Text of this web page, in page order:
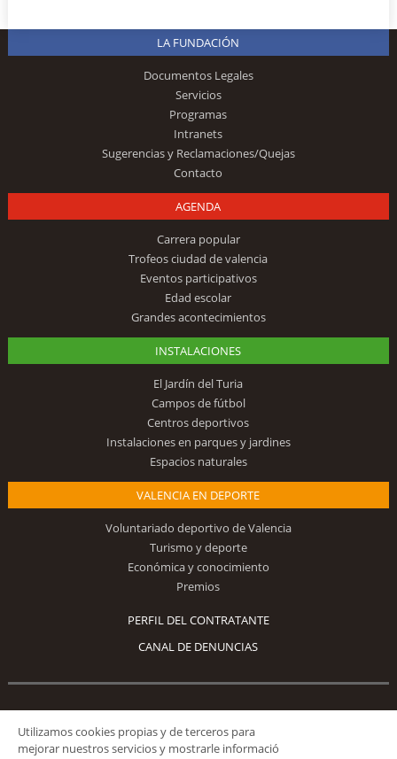
LA FUNDACIÓN
Documentos Legales
Servicios
Programas
Intranets
Sugerencias y Reclamaciones/Quejas
Contacto
AGENDA
Carrera popular
Trofeos ciudad de valencia
Eventos participativos
Edad escolar
Grandes acontecimientos
INSTALACIONES
El Jardín del Turia
Campos de fútbol
Centros deportivos
Instalaciones en parques y jardines
Espacios naturales
VALENCIA EN DEPORTE
Voluntariado deportivo de Valencia
Turismo y deporte
Económica y conocimiento
Premios
PERFIL DEL CONTRATANTE
CANAL DE DENUNCIAS
Síguenos
Utilizamos cookies propias y de terceros para
mejorar nuestros servicios y mostrarle informació